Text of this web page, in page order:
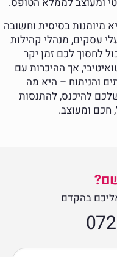
מיומנות בסיסית וחשובה
עסקים, מנהלי קהילות
לחסוך לכם זמן יקר
אך ההיכרות עם
והניתוח – היא מה
להיכנס, להתנסות
חכם ומעוצב.
בהקדם